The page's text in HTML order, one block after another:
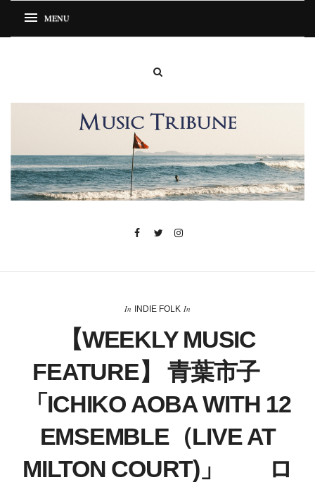
In INDIE FOLK In
【WEEKLY MUSIC
FEATURE】 青葉市子
「ICHIKO AOBA WITH 12
EMSEMBLE（LIVE AT
MILTON COURT)」 ロ